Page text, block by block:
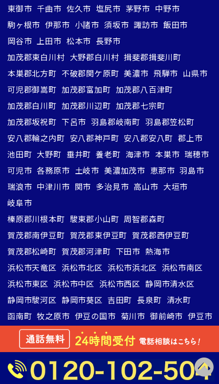
東御市 千曲市 佐久市 塩尻市 茅野市 中野市
駒ヶ根市 伊那市 小諸市 須坂市 諏訪市 飯田市
岡谷市 上田市 松本市 長野市
加茂郡東白川村 大野郡白川村 揖斐郡揖斐川町
本巣郡北方町 不破郡関ケ原町 美濃市 飛騨市 山県市
可児郡御嵩町 加茂郡富加町 加茂郡八百津町
加茂郡白川町 加茂郡川辺町 加茂郡七宗町
加茂郡坂祝町 下呂市 羽島郡岐南町 羽島郡笠松町
安八郡輪之内町 安八郡神戸町 安八郡安八町 郡上市
池田町 大野町 垂井町 養老町 海津市 本巣市 瑞穂市
可児市 各務原市 土岐市 美濃加茂市 恵那市 羽島市
瑞浪市 中津川市 関市 多治見市 高山市 大垣市
岐阜市
榛原郡川根本町 駿東郡小山町 周智郡森町
賀茂郡南伊豆町 賀茂郡東伊豆町 賀茂郡西伊豆町
賀茂郡松崎町 賀茂郡河津町 下田市 熱海市
浜松市天竜区 浜松市北区 浜松市浜北区 浜松市南区
浜松市東区 浜松市中区 浜松市西区 静岡市清水区
静岡市駿河区 静岡市葵区 吉田町 長泉町 清水町
函南町 牧之原市 伊豆の国市 菊川市 御前崎市 伊豆市
湖西市 裾野市 袋井市 御殿場市
焼津市 磐田市 富士市 島田市 伊東市 富士宮市
三島市 沼津市
北設楽郡豊根村 北設楽郡東栄町 北設楽郡設楽町